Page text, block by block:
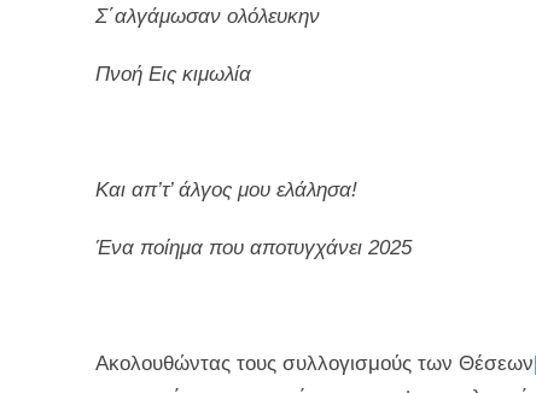
Σ΄αλγάμωσαν ολόλευκην
Πνοή Εις κιμωλία
Και απ’τ’ άλγος μου ελάλησα!
Ένα ποίημα που αποτυγχάνει 2025
Ακολουθώντας τους συλλογισμούς των Θέσεων